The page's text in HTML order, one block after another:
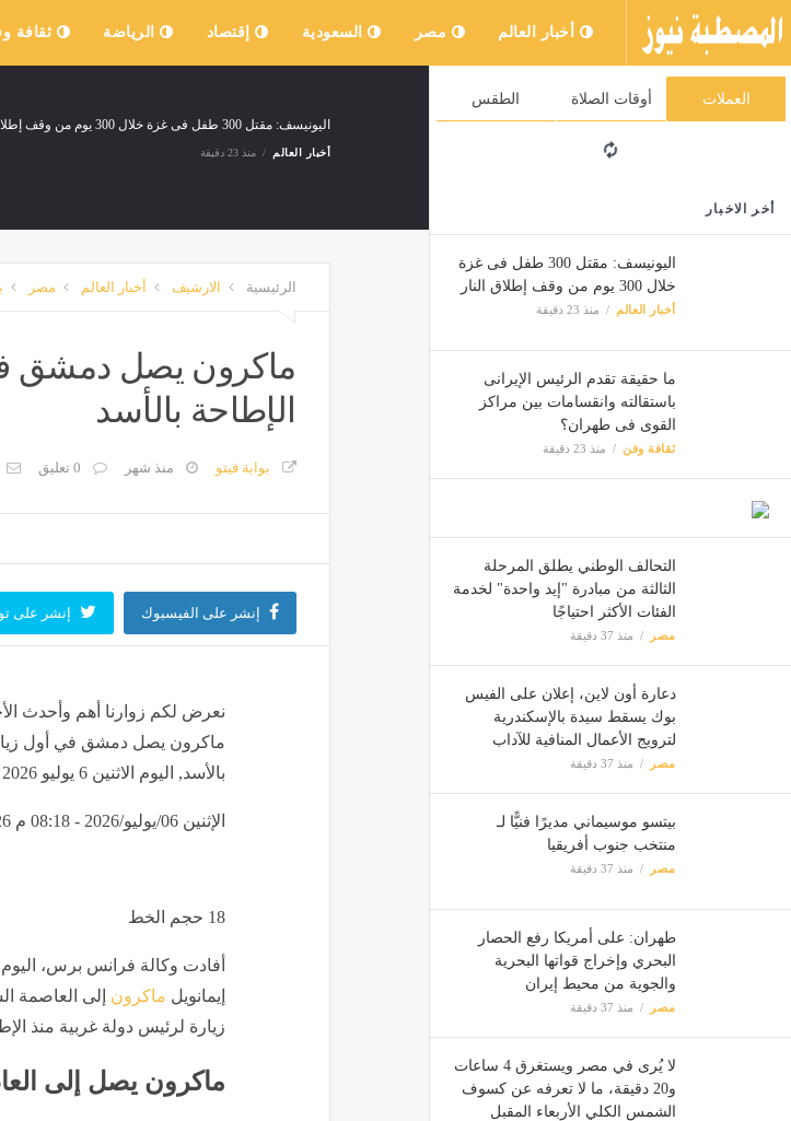
أخبار العالم مصر السعودية إقتصاد الرياضة ثقافة
العملات أوقات الصلاة الطقس
أخر الاخبار
اليونيسف: مقتل 300 طفل فى غزة
خلال 300 يوم من وقف إطلاق النار
أخبار العالم منذ 23 دقيقة
ما حقيقة تقدم الرئيس الإيرانى
باستقالته وانقسامات بين مراكز
القوى فى طهران؟
ثقافة وفن منذ 23 دقيقة
التحالف الوطني يطلق المرحلة
الثالثة من مبادرة "إيد واحدة" لخدمة
الفئات الأكثر احتياجًا
مصر منذ 37 دقيقة
دعارة أون لاين، إعلان على الفيس
بوك يسقط سيدة بالإسكندرية
لترويج الأعمال المنافية للآداب
مصر منذ 37 دقيقة
بيتسو موسيماني مديرًا فنيًّا لـ
منتخب جنوب أفريقيا
مصر منذ 37 دقيقة
طهران: على أمريكا رفع الحصار
البحري وإخراج قواتها البحرية
والجوية من محيط إيران
مصر منذ 37 دقيقة
لا يُرى في مصر ويستغرق 4 ساعات
و20 دقيقة، ما لا تعرفه عن كسوف
الشمس الكلي الأربعاء المقبل
اليونيسف: مقتل 300 طفل فى غزة خلال 300 يوم من وقف إطلاق النار
أخبار العالم منذ 23 دقيقة
منذ 37 دقيقة
موعد أذان المغرب اليوم السبت "25 صفر" في القاهرة والمحافظات
الرئيسية الارشيف أخبار العالم مصر
ماكرون يصل دمشق
الإطاحة بالأسد
بوابة فيتو منذ شهر 0 تعليق
إنشر على الفيسبوك إنشر على
نعرض لكم زوارنا أهم وأحدث
ماكرون يصل دمشق في أول
بالأسد, اليوم الاثنين 6 يوليو 2026 08:28 مساءً
الإثنين 06/يوليو/2026 - 08:18 م
18 حجم الخط
أفادت وكالة فرانس برس،
إيمانويل ماكرون إلى العاصمة
زيارة لرئيس دولة غربية منذ
ماكرون يصل إلى